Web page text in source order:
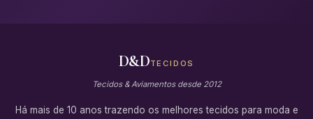
D&DTECIDOS
Tecidos & Aviamentos desde 2012
Há mais de 10 anos trazendo os melhores tecidos para moda e